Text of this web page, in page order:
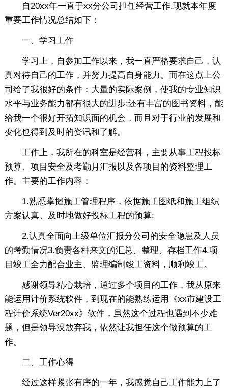
自20xx年一直于xx分公司担任经营工作.现就本年度
重要工作情况总结如下：
一、学习工作
学习上，自参加工作以来，我一直严格要求自己，认
真对待自己的工作，并努力提高自身能力。而在这点上公
司给了我很好的条件：大量的实际案例，使我的专业知识
水平与业务能力都有很大的进步;还有丰富的图书资料，能
给我一个很好开拓知识面的机会，而且对于行业的发展和
变化也得到及时的资讯和了解。
工作上，我所在的科室是经营科，主要从事工程投标
预算、项目安全及考勤月汇报以及各项目的资料整理工
作。主要的工作内容：
1.熟悉掌握施工管理程序，依据施工图纸和施工组织
方案认真、及时地做好投标工程的预算;
2.认真全面向上级单位汇报分公司的安全隐患及人员
的考勤情况3.负责各种来文的汇总、整理、存档工作4.项
目竣工全力配合业主、监理编制竣工资料，顺利竣工。
感谢领导精心栽培，通过多个项目的工作，我从原来
能运用计价系统软件，到现在的能熟练运用《xx市建设工
程计价系统Ver20xx》软件，虽然这个过程也遇到不少难
题，但是领导没放弃我，依然让我担任这个做预算的工
作。
二、工作心得
经过这样紧张有序的一年，我感觉自己工作能力上了